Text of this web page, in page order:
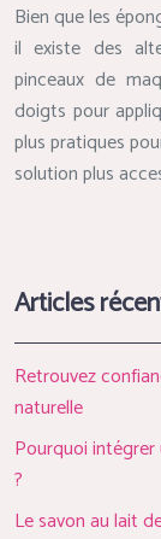
Bien que les
il existe des
pinceaux de
doigts pour
plus pratiques
solution plus
Articles
Retrouvez
naturelle
Pourquoi intégrer
?
Le savon au lait